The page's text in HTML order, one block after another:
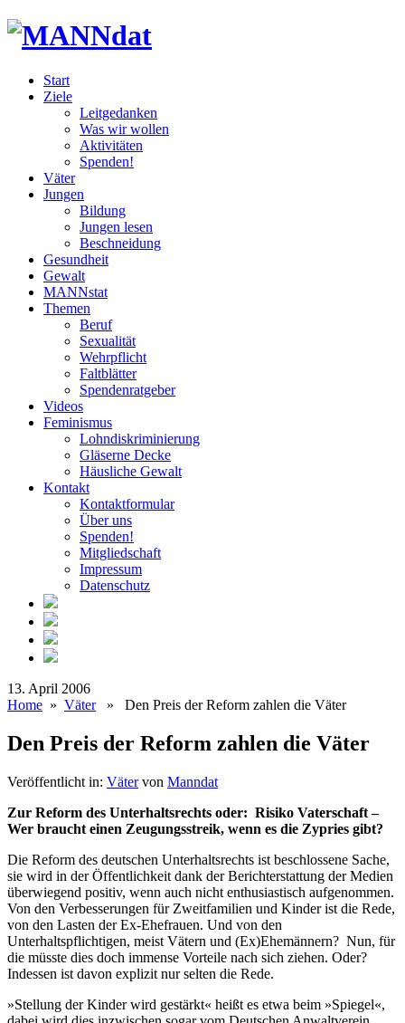
Start
Ziele
Leitgedanken
Was wir wollen
Aktivitäten
Spenden!
Väter
Jungen
Bildung
Jungen lesen
Beschneidung
Gesundheit
Gewalt
MANNstat
Themen
Beruf
Sexualität
Wehrpflicht
Faltblätter
Spendenratgeber
Videos
Feminismus
Lohndiskriminierung
Gläserne Decke
Häusliche Gewalt
Kontakt
Kontaktformular
Über uns
Spenden!
Mitgliedschaft
Impressum
Datenschutz
13. April 2006
Home » Väter» Den Preis der Reform zahlen die Väter
Den Preis der Reform zahlen die Väter
Veröffentlicht in: Väter von Manndat
Zur Reform des Unterhaltsrechts oder: Risiko Vaterschaft –
Wer braucht einen Zeugungsstreik, wenn es die Zypries gibt?
Die Reform des deutschen Unterhaltsrechts ist beschlossene Sache,
sie wird in der Öffentlichkeit dank der Berichterstattung der Medien
überwiegend positiv, wenn auch nicht enthusiastisch aufgenommen.
Von den Verbesserungen für Zweitfamilien und Kinder ist die Rede,
von den Lasten der Ex-Ehefrauen. Und von den
Unterhaltspflichtigen, meist Vätern und (Ex)Ehemännern? Nun, für
die müsste dies doch immense Vorteile nach sich ziehen. Oder?
Indessen ist davon explizit nur selten die Rede.
»Stellung der Kinder wird gestärkt« heißt es etwa beim »Spiegel«,